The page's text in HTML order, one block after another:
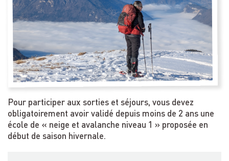
Pour participer aux sorties et séjours, vous devez
obligatoirement avoir validé depuis moins de 2 ans une
école de « neige et avalanche niveau 1 » proposée en
début de saison hivernale.